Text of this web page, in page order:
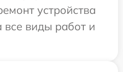
устройства
все виды работ и